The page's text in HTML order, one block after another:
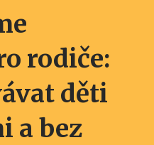
rodiče:
děti
a bez